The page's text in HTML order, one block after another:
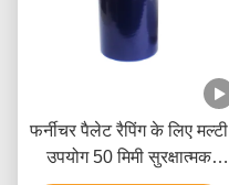
फर्नीचर पैलेट रैपिंग के लिए मल्टी
उपयोग 50 मिमी सुरक्षात्मक